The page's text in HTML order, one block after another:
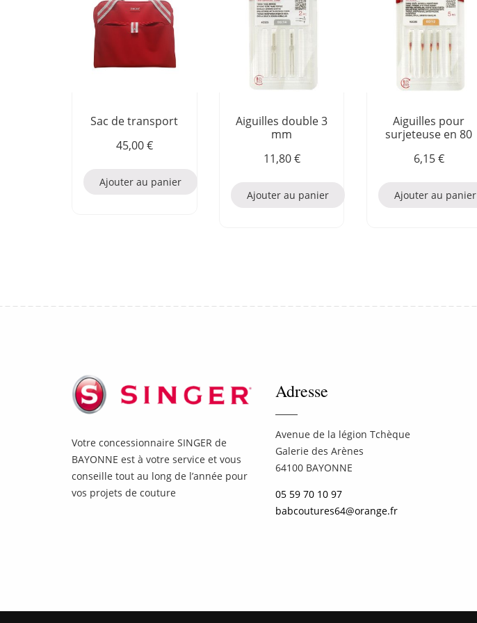
Sac de transport
45,00€
Ajouter au panier
Aiguilles double 3
mm
11,80€
Ajouter au panier
Aiguilles pour
surjeteuse en 80
6,15€
Ajouter au panier
Votre concessionnaire SINGER de
BAYONNE est à votre service et vous
conseille tout au long de l’année pour
vos projets de couture
Adresse
Avenue de la légion Tchèque
Galerie des Arènes
64100 BAYONNE
05 59 70 10 97
babcoutures64@orange.fr